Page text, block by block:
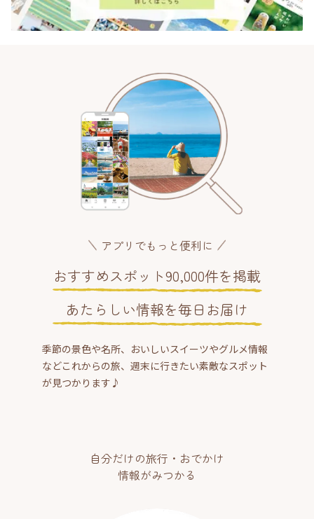
アプリでもっと便利に
おすすめスポット90,000件を掲載
あたらしい情報を毎日お届け
季節の景色や名所、おいしいスイーツやグルメ情報
などこれからの旅、週末に行きたい素敵なスポット
が見つかります♪
自分だけの旅行・おでかけ
情報がみつかる